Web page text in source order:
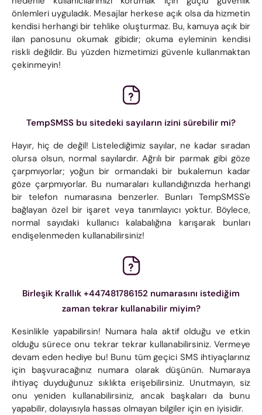
önlemleri uyguladık. Mesajlar herkese açık olsa da hizmetin
kendisi herhangi bir tehlike oluşturmaz. Bu, kamuya açık bir
ilan panosunu okumak gibidir; okuma eyleminin kendisi
riskli değildir. Bu yüzden hizmetimizi güvenle kullanmaktan
çekinmeyin!
TempSMSS bu sitedeki sayıların izini sürebilir mi?
Hayır, hiç de değil! Listelediğimiz sayılar, ne kadar sıradan
olursa olsun, normal sayılardır. Ağrılı bir parmak gibi göze
çarpmıyorlar; yoğun bir ormandaki bir bukalemun kadar
göze çarpmıyorlar. Bu numaraları kullandığınızda herhangi
bir telefon numarasına benzerler. Bunları TempSMSS'e
bağlayan özel bir işaret veya tanımlayıcı yoktur. Böylece,
normal sayıdaki kullanıcı kalabalığına karışarak bunları
endişelenmeden kullanabilirsiniz!
Birleşik Krallık +447481786152 numarasını istediğim
zaman tekrar kullanabilir miyim?
Kesinlikle yapabilirsin! Numara hala aktif olduğu ve etkin
olduğu sürece onu tekrar tekrar kullanabilirsiniz. Vermeye
devam eden hediye bu! Bunu tüm geçici SMS ihtiyaçlarınız
için başvuracağınız numara olarak düşünün. Numaraya
ihtiyaç duyduğunuz sıklıkta erişebilirsiniz. Unutmayın, siz
onu yeniden kullanabilirsiniz, ancak başkaları da bunu
yapabilir, dolayısıyla hassas olmayan bilgiler için en iyisidir.